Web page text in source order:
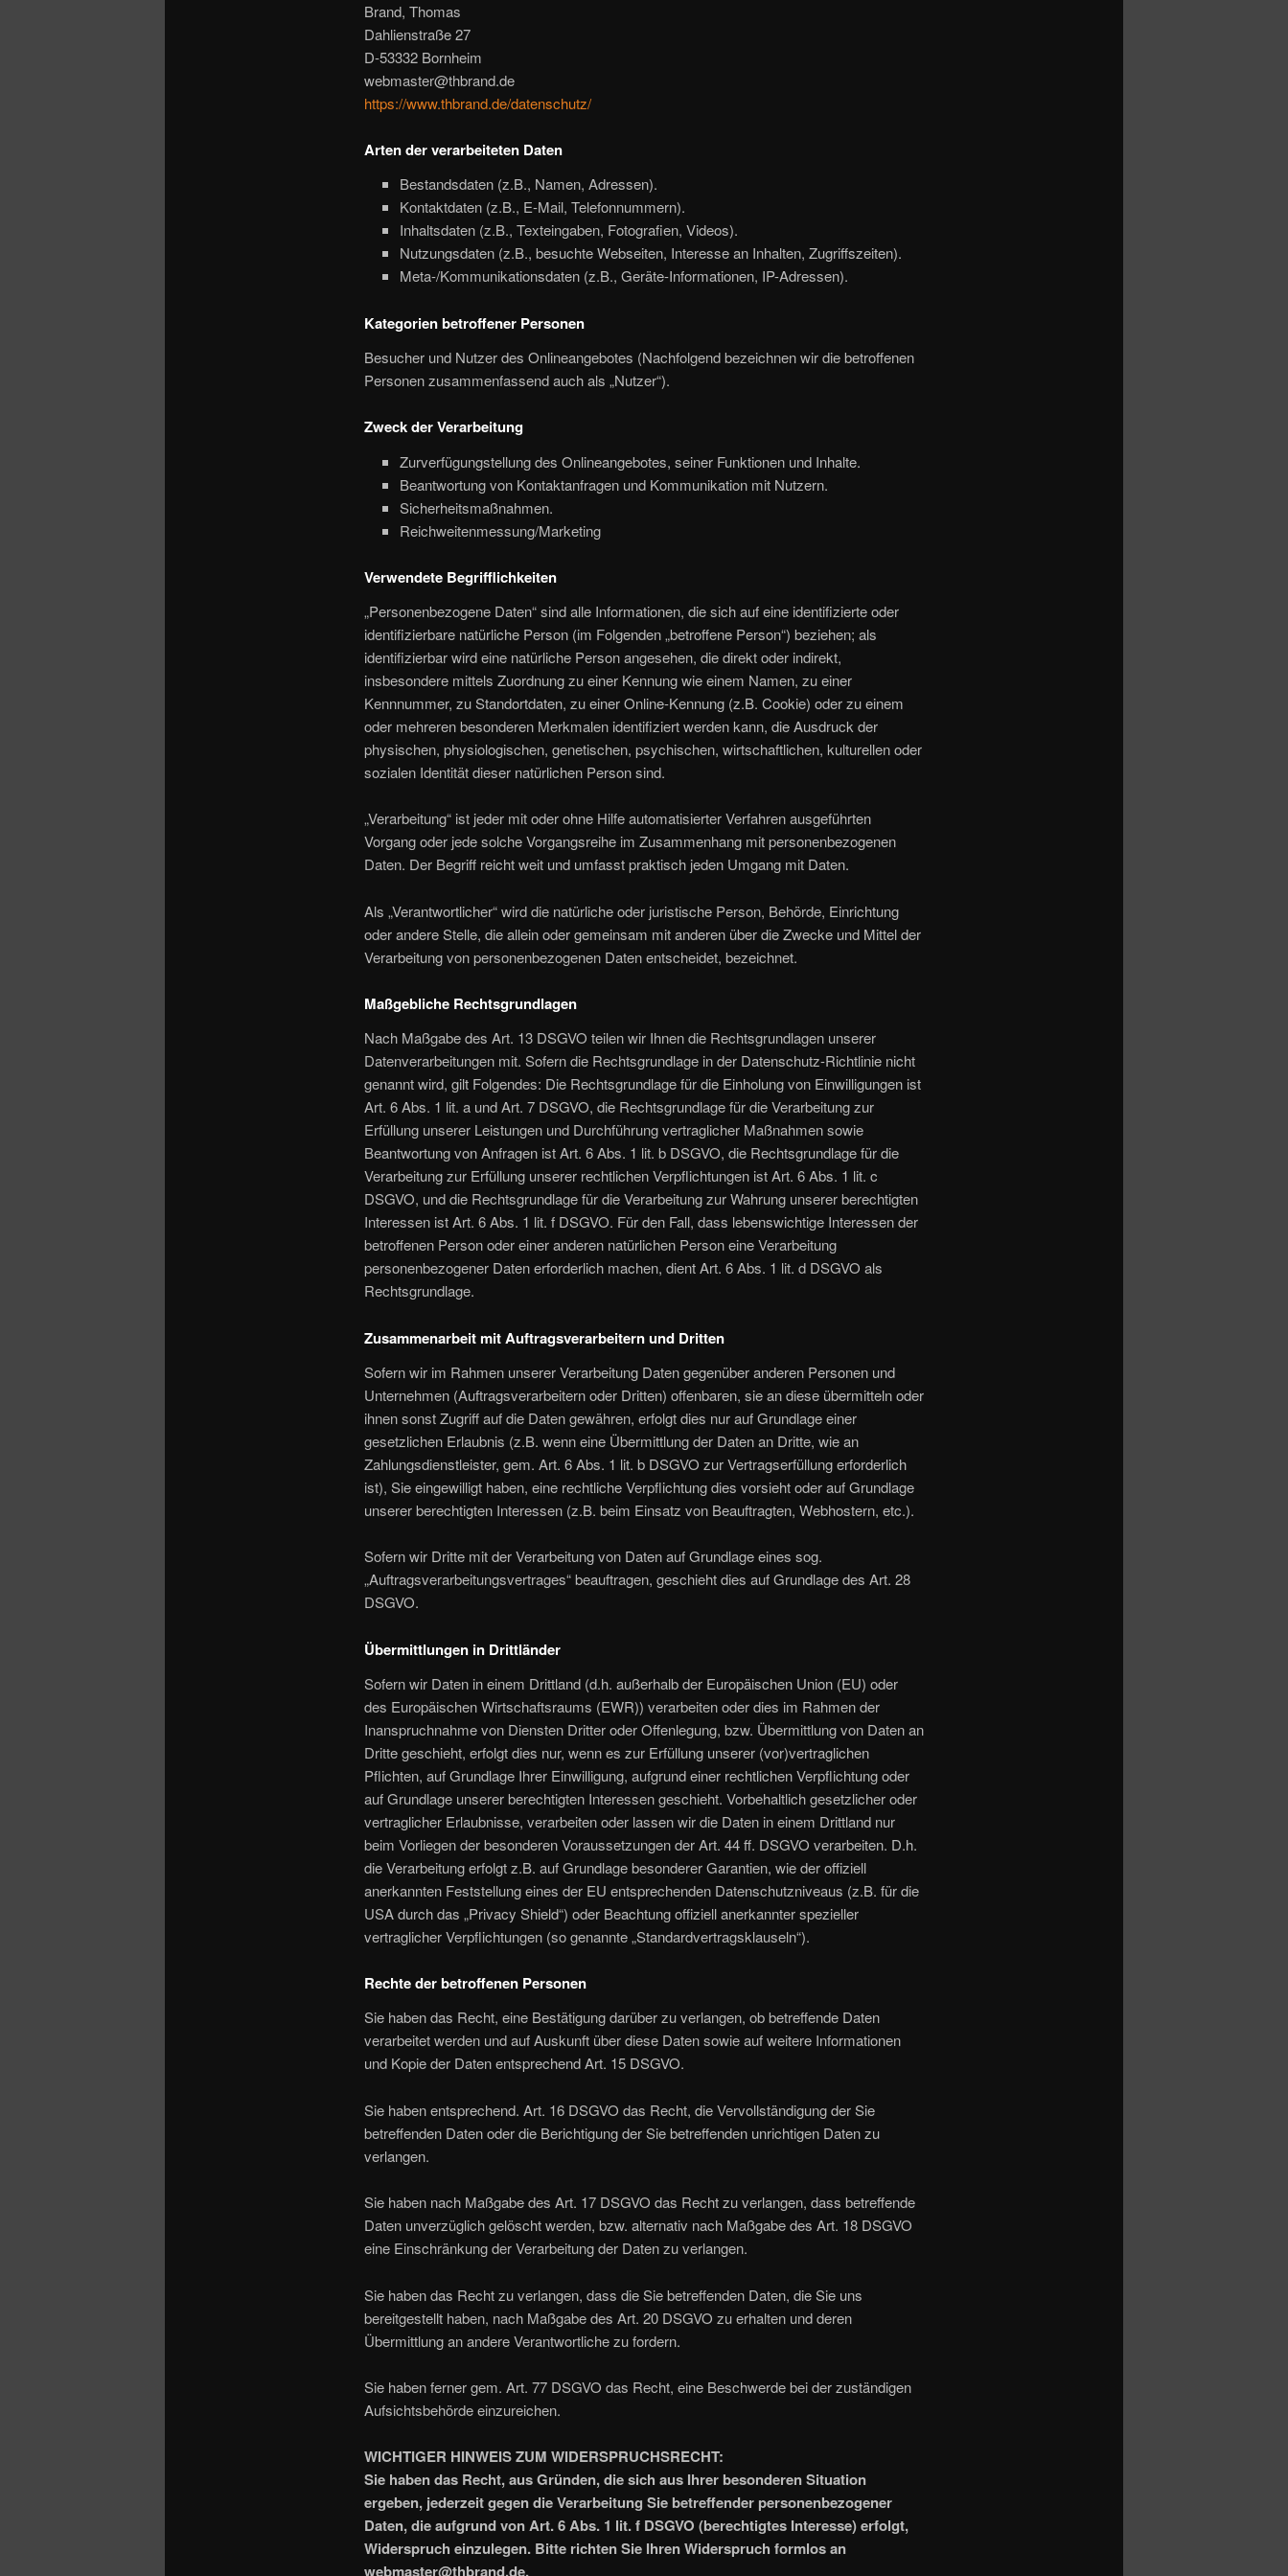
Brand, Thomas
Dahlienstraße 27
D-53332 Bornheim
webmaster@thbrand.de
https://www.thbrand.de/datenschutz/
Arten der verarbeiteten Daten
Bestandsdaten (z.B., Namen, Adressen).
Kontaktdaten (z.B., E-Mail, Telefonnummern).
Inhaltsdaten (z.B., Texteingaben, Fotografien, Videos).
Nutzungsdaten (z.B., besuchte Webseiten, Interesse an Inhalten, Zugriffszeiten).
Meta-/Kommunikationsdaten (z.B., Geräte-Informationen, IP-Adressen).
Kategorien betroffener Personen
Besucher und Nutzer des Onlineangebotes (Nachfolgend bezeichnen wir die betroffenen
Personen zusammenfassend auch als „Nutzer“).
Zweck der Verarbeitung
Zurverfügungstellung des Onlineangebotes, seiner Funktionen und Inhalte.
Beantwortung von Kontaktanfragen und Kommunikation mit Nutzern.
Sicherheitsmaßnahmen.
Reichweitenmessung/Marketing
Verwendete Begrifflichkeiten
„Personenbezogene Daten“ sind alle Informationen, die sich auf eine identifizierte oder
identifizierbare natürliche Person (im Folgenden „betroffene Person“) beziehen; als
identifizierbar wird eine natürliche Person angesehen, die direkt oder indirekt,
insbesondere mittels Zuordnung zu einer Kennung wie einem Namen, zu einer
Kennnummer, zu Standortdaten, zu einer Online-Kennung (z.B. Cookie) oder zu einem
oder mehreren besonderen Merkmalen identifiziert werden kann, die Ausdruck der
physischen, physiologischen, genetischen, psychischen, wirtschaftlichen, kulturellen oder
sozialen Identität dieser natürlichen Person sind.
„Verarbeitung“ ist jeder mit oder ohne Hilfe automatisierter Verfahren ausgeführten
Vorgang oder jede solche Vorgangsreihe im Zusammenhang mit personenbezogenen
Daten. Der Begriff reicht weit und umfasst praktisch jeden Umgang mit Daten.
Als „Verantwortlicher“ wird die natürliche oder juristische Person, Behörde, Einrichtung
oder andere Stelle, die allein oder gemeinsam mit anderen über die Zwecke und Mittel der
Verarbeitung von personenbezogenen Daten entscheidet, bezeichnet.
Maßgebliche Rechtsgrundlagen
Nach Maßgabe des Art. 13 DSGVO teilen wir Ihnen die Rechtsgrundlagen unserer
Datenverarbeitungen mit. Sofern die Rechtsgrundlage in der Datenschutz-Richtlinie nicht
genannt wird, gilt Folgendes: Die Rechtsgrundlage für die Einholung von Einwilligungen ist
Art. 6 Abs. 1 lit. a und Art. 7 DSGVO, die Rechtsgrundlage für die Verarbeitung zur
Erfüllung unserer Leistungen und Durchführung vertraglicher Maßnahmen sowie
Beantwortung von Anfragen ist Art. 6 Abs. 1 lit. b DSGVO, die Rechtsgrundlage für die
Verarbeitung zur Erfüllung unserer rechtlichen Verpflichtungen ist Art. 6 Abs. 1 lit. c
DSGVO, und die Rechtsgrundlage für die Verarbeitung zur Wahrung unserer berechtigten
Interessen ist Art. 6 Abs. 1 lit. f DSGVO. Für den Fall, dass lebenswichtige Interessen der
betroffenen Person oder einer anderen natürlichen Person eine Verarbeitung
personenbezogener Daten erforderlich machen, dient Art. 6 Abs. 1 lit. d DSGVO als
Rechtsgrundlage.
Zusammenarbeit mit Auftragsverarbeitern und Dritten
Sofern wir im Rahmen unserer Verarbeitung Daten gegenüber anderen Personen und
Unternehmen (Auftragsverarbeitern oder Dritten) offenbaren, sie an diese übermitteln oder
ihnen sonst Zugriff auf die Daten gewähren, erfolgt dies nur auf Grundlage einer
gesetzlichen Erlaubnis (z.B. wenn eine Übermittlung der Daten an Dritte, wie an
Zahlungsdienstleister, gem. Art. 6 Abs. 1 lit. b DSGVO zur Vertragserfüllung erforderlich
ist), Sie eingewilligt haben, eine rechtliche Verpflichtung dies vorsieht oder auf Grundlage
unserer berechtigten Interessen (z.B. beim Einsatz von Beauftragten, Webhostern, etc.).
Sofern wir Dritte mit der Verarbeitung von Daten auf Grundlage eines sog.
„Auftragsverarbeitungsvertrages“ beauftragen, geschieht dies auf Grundlage des Art. 28
DSGVO.
Übermittlungen in Drittländer
Sofern wir Daten in einem Drittland (d.h. außerhalb der Europäischen Union (EU) oder
des Europäischen Wirtschaftsraums (EWR)) verarbeiten oder dies im Rahmen der
Inanspruchnahme von Diensten Dritter oder Offenlegung, bzw. Übermittlung von Daten an
Dritte geschieht, erfolgt dies nur, wenn es zur Erfüllung unserer (vor)vertraglichen
Pflichten, auf Grundlage Ihrer Einwilligung, aufgrund einer rechtlichen Verpflichtung oder
auf Grundlage unserer berechtigten Interessen geschieht. Vorbehaltlich gesetzlicher oder
vertraglicher Erlaubnisse, verarbeiten oder lassen wir die Daten in einem Drittland nur
beim Vorliegen der besonderen Voraussetzungen der Art. 44 ff. DSGVO verarbeiten. D.h.
die Verarbeitung erfolgt z.B. auf Grundlage besonderer Garantien, wie der offiziell
anerkannten Feststellung eines der EU entsprechenden Datenschutzniveaus (z.B. für die
USA durch das „Privacy Shield“) oder Beachtung offiziell anerkannter spezieller
vertraglicher Verpflichtungen (so genannte „Standardvertragsklauseln“).
Rechte der betroffenen Personen
Sie haben das Recht, eine Bestätigung darüber zu verlangen, ob betreffende Daten
verarbeitet werden und auf Auskunft über diese Daten sowie auf weitere Informationen
und Kopie der Daten entsprechend Art. 15 DSGVO.
Sie haben entsprechend. Art. 16 DSGVO das Recht, die Vervollständigung der Sie
betreffenden Daten oder die Berichtigung der Sie betreffenden unrichtigen Daten zu
verlangen.
Sie haben nach Maßgabe des Art. 17 DSGVO das Recht zu verlangen, dass betreffende
Daten unverzüglich gelöscht werden, bzw. alternativ nach Maßgabe des Art. 18 DSGVO
eine Einschränkung der Verarbeitung der Daten zu verlangen.
Sie haben das Recht zu verlangen, dass die Sie betreffenden Daten, die Sie uns
bereitgestellt haben, nach Maßgabe des Art. 20 DSGVO zu erhalten und deren
Übermittlung an andere Verantwortliche zu fordern.
Sie haben ferner gem. Art. 77 DSGVO das Recht, eine Beschwerde bei der zuständigen
Aufsichtsbehörde einzureichen.
WICHTIGER HINWEIS ZUM WIDERSPRUCHSRECHT:
Sie haben das Recht, aus Gründen, die sich aus Ihrer besonderen Situation
ergeben, jederzeit gegen die Verarbeitung Sie betreffender personenbezogener
Daten, die aufgrund von Art. 6 Abs. 1 lit. f DSGVO (berechtigtes Interesse) erfolgt,
Widerspruch einzulegen. Bitte richten Sie Ihren Widerspruch formlos an
webmaster@thbrand.de.